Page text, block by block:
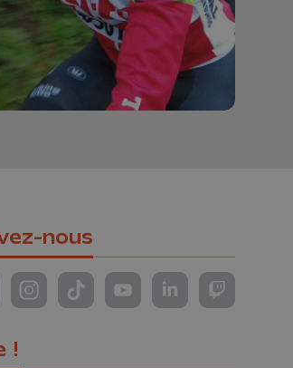
nous
nous sur FaceBook
Suivez-nous sur Instagram
Suivez-nous sur TikTok
Suivez-nous sur YouTube
Suivez-nous sur
Suivez-
!